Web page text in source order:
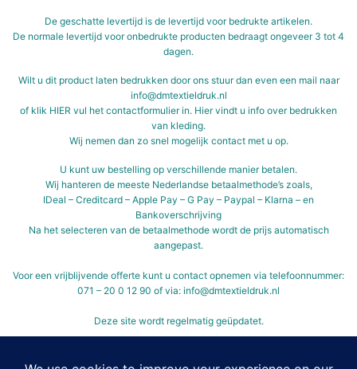
De geschatte levertijd is de levertijd voor bedrukte artikelen.
De normale levertijd voor onbedrukte producten bedraagt ongeveer 3 tot 4
dagen.
Wilt u dit product laten bedrukken door ons stuur dan even een mail naar
info@dmtextieldruk.nl
of klik HIER vul het contactformulier in. Hier vindt u info over bedrukken
van kleding.
Wij nemen dan zo snel mogelijk contact met u op.
U kunt uw bestelling op verschillende manier betalen.
Wij hanteren de meeste Nederlandse betaalmethode’s zoals,
IDeal – Creditcard – Apple Pay – G Pay – Paypal – Klarna – en
Bankoverschrijving
Na het selecteren van de betaalmethode wordt de prijs automatisch
aangepast.
Voor een vrijblijvende offerte kunt u contact opnemen via telefoonnummer:
071 – 20 0 12 90 of via: info@dmtextieldruk.nl
Deze site wordt regelmatig geüpdatet.